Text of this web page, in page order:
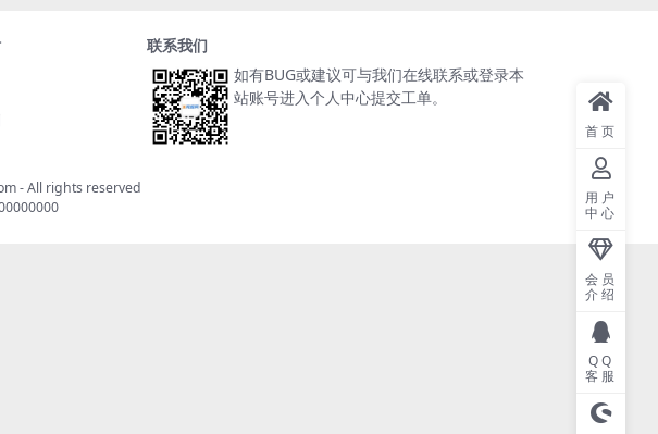
联系我们
如有BUG或建议可与我们在线联系或登录本
站账号进入个人中心提交工单。
- All rights reserved
首页
用户
中心
会员
介绍
QQ
客服